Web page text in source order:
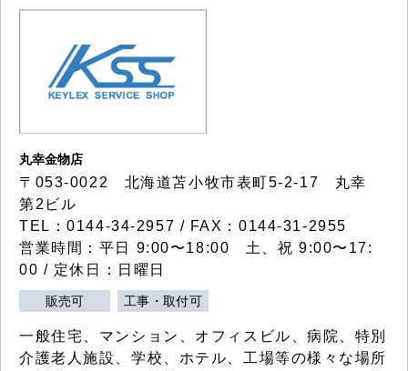
丸幸金物店
〒053-0022 北海道苫小牧市表町5-2-17 丸幸
第2ビル
TEL：0144-34-2957 / FAX：0144-31-2955
営業時間：平日 9:00〜18:00 土、祝 9:00〜17:
00 / 定休日：日曜日
販売可 工事・取付可
一般住宅、マンション、オフィスビル、病院、特別
介護老人施設、学校、ホテル、工場等の様々な場所